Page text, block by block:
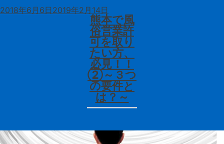
投
稿
2018年6月6日 2019年2月14日
熊本で風
俗営業許
可を取り
たい方、
必見！！
②～３つ
の要件と
は？～